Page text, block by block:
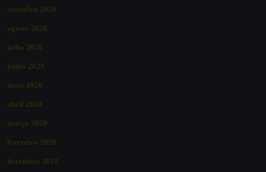
setembro 2020
agosto 2020
julho 2020
junho 2020
maio 2020
abril 2020
março 2020
fevereiro 2020
dezembro 2019